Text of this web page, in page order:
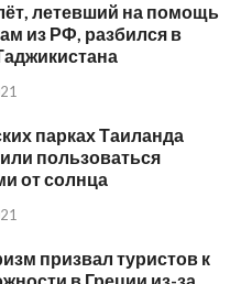
летевший на помощь
из РФ, разбился в
парках Таиланда
пользоваться
от солнца
призвал туристов к